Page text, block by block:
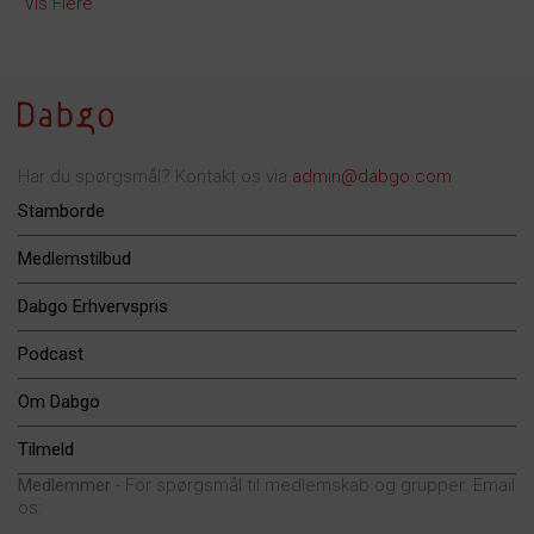
Har du spørgsmål? Kontakt os via admin@dabgo.com
Stamborde
Medlemstilbud
Dabgo Erhvervspris
Podcast
Om Dabgo
Tilmeld
Medlemmer - For spørgsmål til medlemskab og grupper. Email
os: